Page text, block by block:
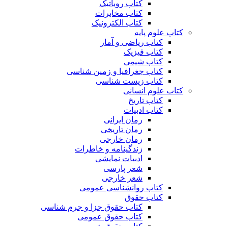
کتاب روباتیک
کتاب مخابرات
کتاب الکترونیک
کتاب علوم پایه
کتاب ریاضی و آمار
کتاب فیزیک
کتاب شیمی
کتاب جغرافیا و زمین شناسی
کتاب زیست شناسی
کتاب علوم انسانی
کتاب تاریخ
کتاب ادبیات
رمان ایرانی
رمان تاریخی
رمان خارجی
زندگینامه و خاطرات
ادبیات نمایشی
شعر پارسی
شعر خارجی
کتاب روانشناسی عمومی
کتاب حقوق
کتاب حقوق جزا و جرم شناسی
کتاب حقوق عمومی